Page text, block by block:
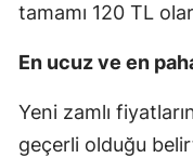
tamamı 120 TL
En ucuz ve en
Yeni zamlı
geçerli olduğu